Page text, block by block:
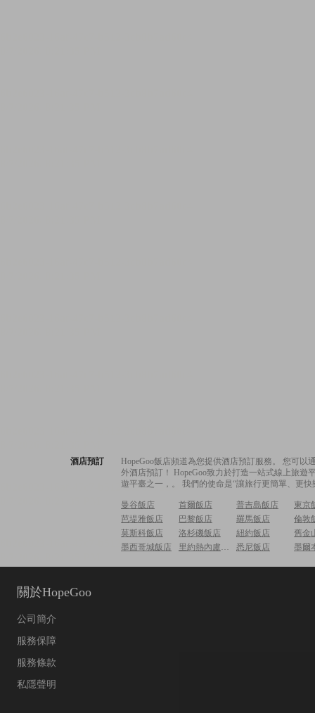
酒店預訂
HopeGoo飯店頻道為您提供酒店預訂服務。 您可
外酒店預訂！ HopeGoo致力於打造一站式線上旅
遊平臺之一，。 我們的使命是“讓旅行更簡單、更
曼谷飯店 首爾飯店 普吉島飯店
東京
芭堤雅飯店
巴黎飯店 羅馬飯店
倫敦
莫斯科飯店
洛杉磯飯店 紐約飯店
舊金
墨西哥城飯店
里約熱內盧飯店 悉尼飯店 墨爾
關於HopeGoo
公司簡介
服務保障
服務條款
私隱聲明